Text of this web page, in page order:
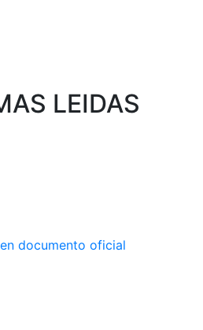
LEIDAS
documento oficial